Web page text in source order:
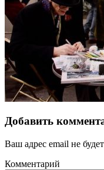
Добавить
Ваш адрес email не
Комментарий